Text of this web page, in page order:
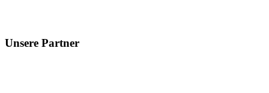
Unsere Partner